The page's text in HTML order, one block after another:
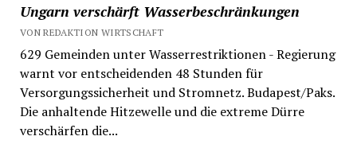
Ungarn verschärft Wasserbeschränkungen
VON REDAKTION WIRTSCHAFT
629 Gemeinden unter Wasserrestriktionen - Regierung
warnt vor entscheidenden 48 Stunden für
Versorgungssicherheit und Stromnetz. Budapest/Paks.
Die anhaltende Hitzewelle und die extreme Dürre
verschärfen die...